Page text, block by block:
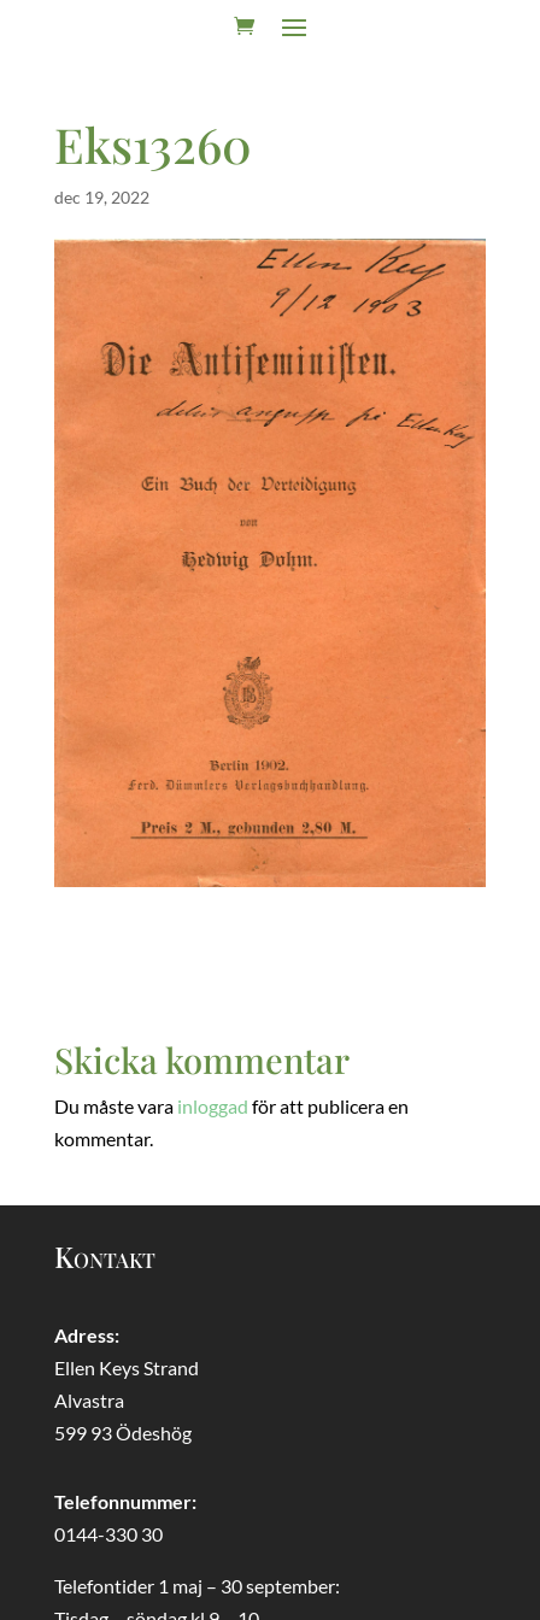
Eks13260
dec 19, 2022
Skicka kommentar
Du måste vara inloggad för att publicera en
kommentar.
Kontakt
Adress:
Ellen Keys Strand
Alvastra
599 93 Ödeshög
Telefonnummer:
0144-330 30
Telefontider 1 maj – 30 september: